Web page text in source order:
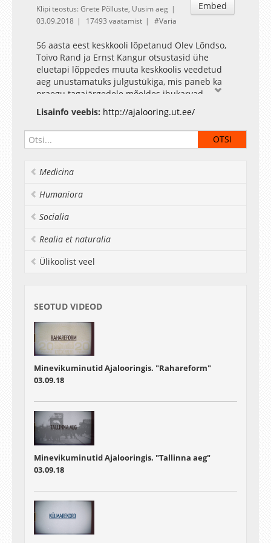
Embed
Klipi teostus: Grete Põlluste, Uusim aeg
03.09.2018
17493 vaatamist Varia
56 aasta eest keskkooli lõpetanud Olev Lõndso,
Toivo Rand ja Ernst Kangur otsustasid ühe
eluetapi lõppedes muuta keskkoolis veedetud
aeg unustamatuks julgustükiga, mis paneb ka
praegu tagajärgedele mõeldes ihukarvad
värisema – nimelt haudusid nad vahetult enne
koolilõppu välja plaani asendada Tõrva
Täitevkomitee katusel lehviv punalipp kodumaise
trikolooriga.
Lisainfo veebis: http://ajalooring.ut.ee/
Medicina
Humaniora
Socialia
Realia et naturalia
Ülikoolist veel
SEOTUD VIDEOD
Minevikuminutid Ajalooringis. "Rahareform"
03.09.18
Minevikuminutid Ajalooringis. "Tallinna aeg"
03.09.18